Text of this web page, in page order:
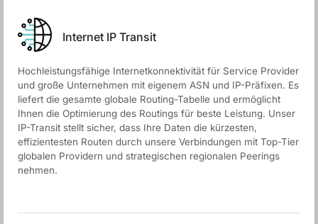
Internet IP Transit
Hochleistungsfähige Internetkonnektivität für Service Provider
und große Unternehmen mit eigenem ASN und IP-Präfixen. Es
liefert die gesamte globale Routing-Tabelle und ermöglicht
Ihnen die Optimierung des Routings für beste Leistung. Unser
IP-Transit stellt sicher, dass Ihre Daten die kürzesten,
effizientesten Routen durch unsere Verbindungen mit Top-Tier
globalen Providern und strategischen regionalen Peerings
nehmen.